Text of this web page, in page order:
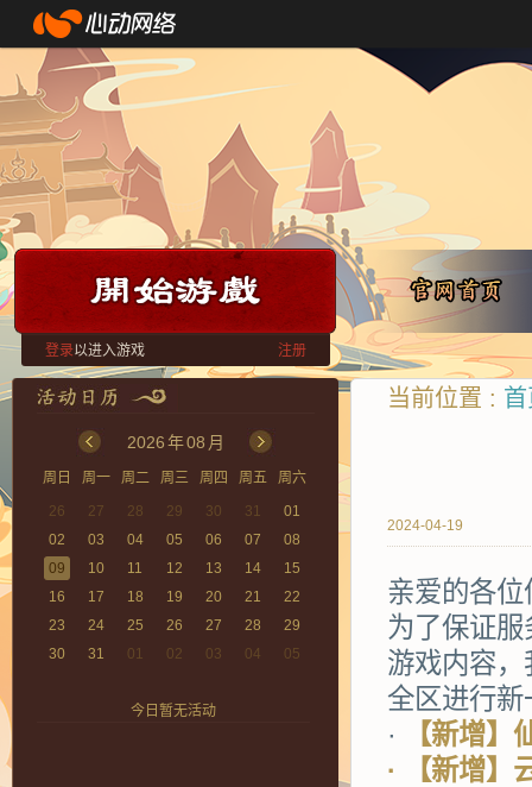
登录以进入游戏 注册
2026年08 月
周日 周一 周二 周三 周四 周五
周六
26
27 28 29 30 31
01
02
03 04 05 06 07
08
09
10 11 12 13 14
15
16
17 18 19 20 21
22
23
24 25 26 27 28
29
30
31 01 02 03 04 05
今日暂无活动
当前位置 :
2024-04-19
亲爱的各位
为了保证
游戏内容
全区进行
·
【新增】
· 【新增】